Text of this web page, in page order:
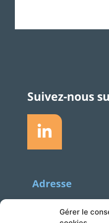
Gérer le
Suivez-nous
Adresse
Silversquare –
1348 Louvain-la-